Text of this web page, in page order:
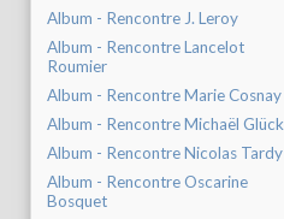
Album - Rencontre J. Leroy
Album - Rencontre Lancelot
Roumier
Album - Rencontre Marie Cosnay
Album - Rencontre Michaël Glück
Album - Rencontre Nicolas Tardy
Album - Rencontre Oscarine
Bosquet